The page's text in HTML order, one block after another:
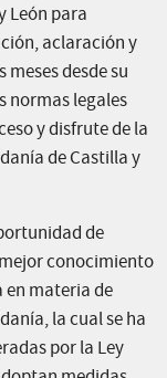
León para
aclaración y
desde su
normas legales
y disfrute de la
de Castilla y
de
conocimiento
materia de
la cual se ha
por la Ley